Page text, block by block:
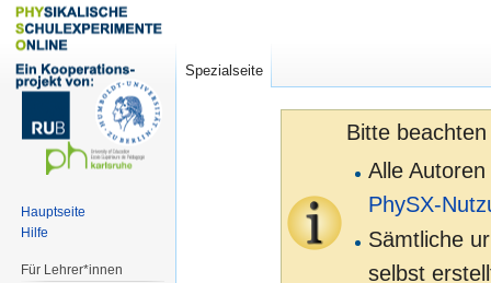
Bitte
Alle
PhySX-
Sämtliche
selbst
Spezialseite
Hauptseite
Hilfe
Für Lehrer*innen